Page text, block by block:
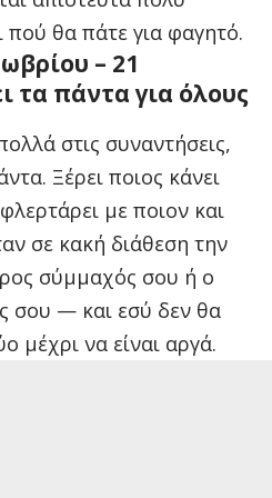
θα πάτε για φαγητό.
– 21
τα πάντα για όλους
στις συναντήσεις,
Ξέρει ποιος κάνει
με ποιον και
σε κακή διάθεση την
σύμμαχός σου ή ο
σου — και εσύ δεν θα
μέχρι να είναι αργά.